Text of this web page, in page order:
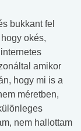
bukkant fel
okés,
amikor
hogy mi is a
méretben,
nem hallottam